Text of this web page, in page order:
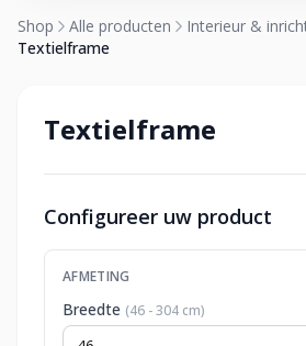
Shop Alle producten Interieur &
Textielframe
Textielframe
Configureer uw product
AFMETING
Breedte (46 - 304 cm)